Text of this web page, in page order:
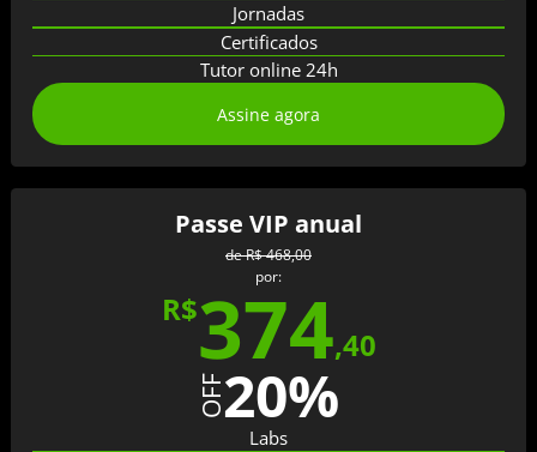
Jornadas
Certificados
Tutor online 24h
Assine agora
Passe VIP anual
deR$ 468,00
por:
R$374,40
OFF20%
Labs